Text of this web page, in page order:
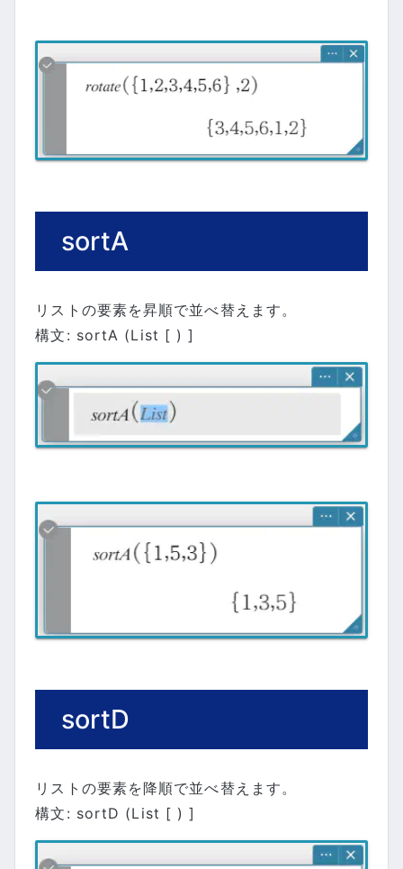
sortA
リストの要素を昇順で並べ替えます。
構文: sortA (List [ ) ]
sortD
リストの要素を降順で並べ替えます。
構文: sortD (List [ ) ]